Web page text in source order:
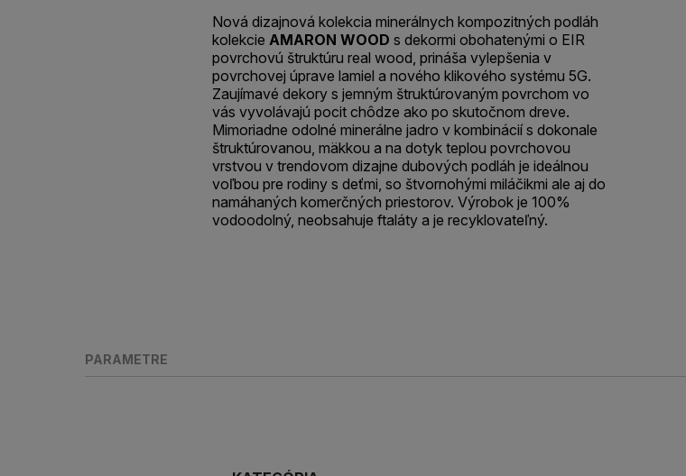
Nová dizajnová kolekcia minerálnych kompozitných podláh
kolekcie AMARON WOOD s dekormi obohatenými o EIR
povrchovú štruktúru real wood, prináša vylepšenia v
povrchovej úprave lamiel a nového klikového systému 5G.
Zaujímavé dekory s jemným štruktúrovaným povrchom vo
vás vyvolávajú pocit chôdze ako po skutočnom dreve.
Mimoriadne odolné minerálne jadro v kombinácií s dokonale
štruktúrovanou, mäkkou a na dotyk teplou povrchovou
vrstvou v trendovom dizajne dubových podláh je ideálnou
voľbou pre rodiny s deťmi, so štvornohými miláčikmi ale aj do
namáhaných komerčných priestorov. Výrobok je 100%
vodoodolný, neobsahuje ftaláty a je recyklovateľný.
PARAMETRE